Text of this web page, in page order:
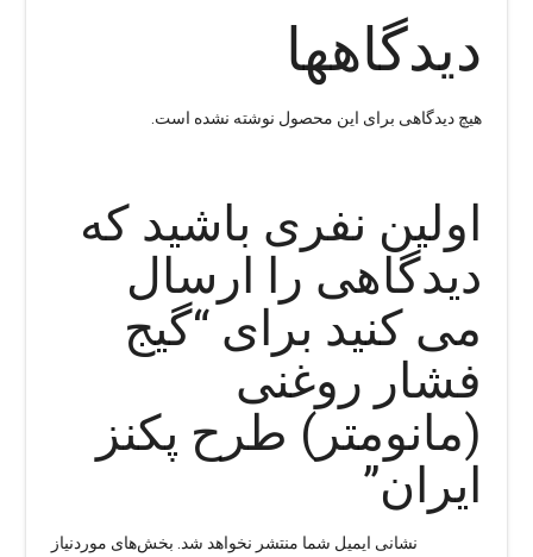
دیدگاهها
هیچ دیدگاهی برای این محصول نوشته نشده است.
اولین نفری باشید که
دیدگاهی را ارسال
می کنید برای “گیج
فشار روغنی
(مانومتر) طرح پکنز
ایران”
نشانی ایمیل شما منتشر نخواهد شد. بخش‌های موردنیاز